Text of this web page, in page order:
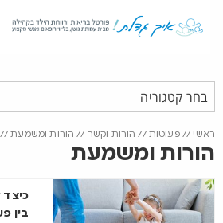
ראשי //פעוטות // הורות וקשר // הורות ומשמעת//
הורות ומשמעת
כיצד
בין